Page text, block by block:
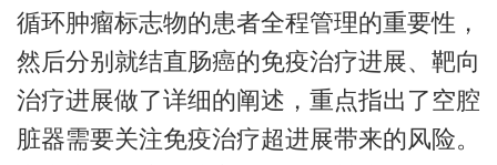
循环肿瘤标志物的患者全程管理的重要性，
然后分别就结直肠癌的免疫治疗进展、靶向
治疗进展做了详细的阐述，重点指出了空腔
脏器需要关注免疫治疗超进展带来的风险。